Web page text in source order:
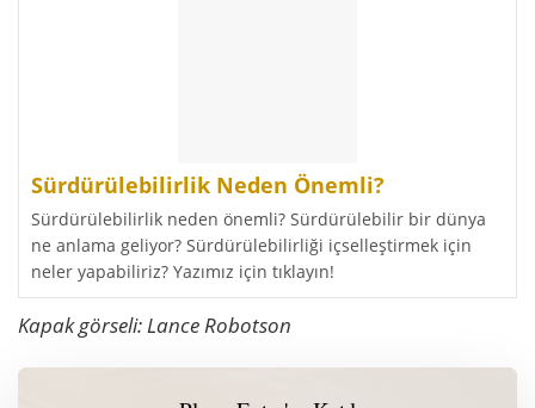
Sürdürülebilirlik Neden Önemli?
Sürdürülebilirlik neden önemli? Sürdürülebilir bir dünya
ne anlama geliyor? Sürdürülebilirliği içselleştirmek için
neler yapabiliriz? Yazımız için tıklayın!
Kapak görseli:Lance Robotson